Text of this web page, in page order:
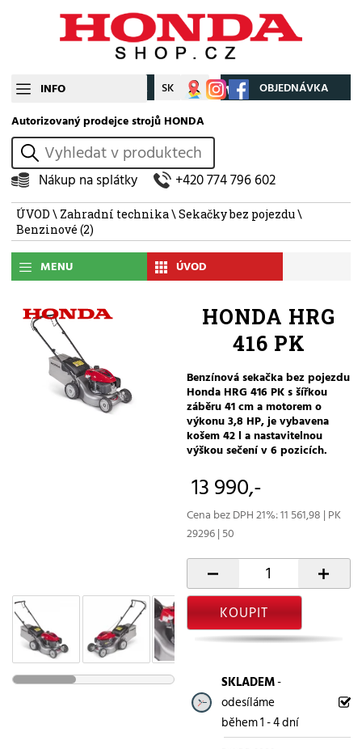
INFO CZ SK Můj účet OBJEDNÁVKA
Autorizovaný prodejce strojů HONDA
vyhledat
Nákup na splátky +420 774 796 602
ÚVOD \ Zahradní technika\Sekačky bez pojezdu\
Benzinové (2)
MENU ÚVOD
HONDA HRG
416 PK
Benzínová sekačka bez pojezdu
Honda HRG 416 PK s šířkou
záběru 41 cm a motorem o
výkonu 3,8 HP, je vybavena
košem 42 l a nastavitelnou
výškou sečení v 6 pozicích.
13 990,-
Cena bez DPH 21%: 11 561,98 | PK
29296 | 50
- +
KOUPIT
SKLADEM-
odesíláme
během 1 - 4 dní